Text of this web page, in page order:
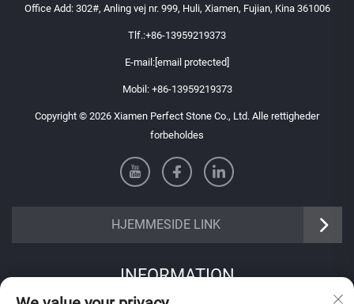
Office Add: 302#, Anling vej nr. 999, Huli, Xiamen, Fujian, Kina 361006
Tlf.:+86-13959219373
E-mail: [email protected]
Mobil: +86-13959219373
Copyright © 2026 Xiamen Perfect Stone Co., Ltd. Alle rettigheder
forbeholdes
HJEMMESIDE LINK
INFORMATION